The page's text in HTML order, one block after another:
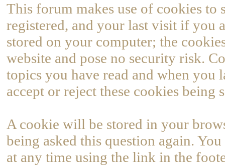
This forum makes use of cookies
registered, and your last visit if you
stored on your computer; the
website and pose no security risk.
topics you have read and when you
accept or reject these cookies being
A cookie will be stored in your
being asked this question again.
at any time using the link in the